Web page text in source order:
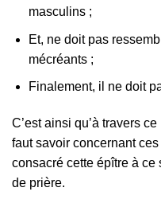
masculins ;
Et, ne doit pas
mécréants ;
Finalement, il ne doit
C’est ainsi qu’à travers
faut savoir concernant
consacré cette épître à
de prière.